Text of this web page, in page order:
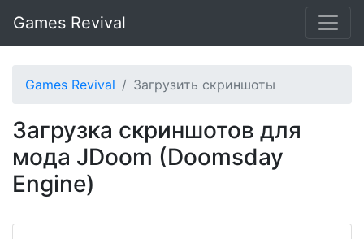
Games Revival
Games Revival Загрузить скриншоты
Загрузка скриншотов для
мода JDoom (Doomsday
Engine)